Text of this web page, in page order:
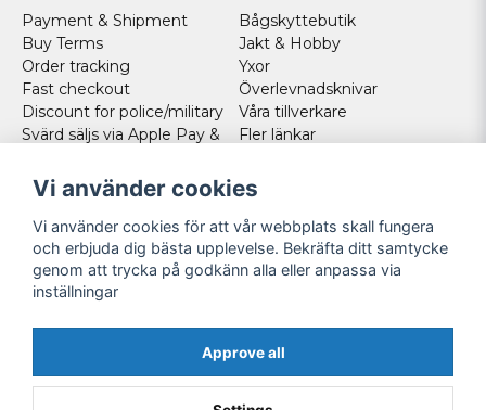
Payment & Shipment
Buy Terms
Order tracking
Fast checkout
Discount for police/military
Svärd säljs via Apple Pay &
Norweigan customers
Cookies
Bågskyttebutik
Jakt & Hobby
Yxor
Överlevnadsknivar
Våra tillverkare
Fler länkar
FOLLOW US
Facebook
Instagram
Youtube
Vi använder cookies
Vi använder cookies för att vår webbplats skall fungera
och erbjuda dig bästa upplevelse. Bekräfta ditt samtycke
genom att trycka på godkänn alla eller anpassa via
inställningar
Approve all